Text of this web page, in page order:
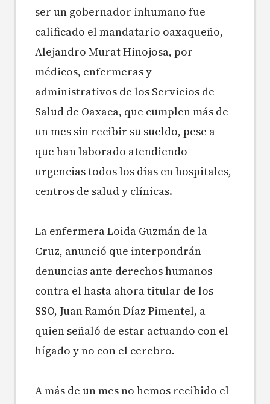
ser un gobernador inhumano fue
calificado el mandatario oaxaqueño,
Alejandro Murat Hinojosa, por
médicos, enfermeras y
administrativos de los Servicios de
Salud de Oaxaca, que cumplen más de
un mes sin recibir su sueldo, pese a
que han laborado atendiendo
urgencias todos los días en hospitales,
centros de salud y clínicas.
La enfermera Loida Guzmán de la
Cruz, anunció que interpondrán
denuncias ante derechos humanos
contra el hasta ahora titular de los
SSO, Juan Ramón Díaz Pimentel, a
quien señaló de estar actuando con el
hígado y no con el cerebro.
A más de un mes no hemos recibido el